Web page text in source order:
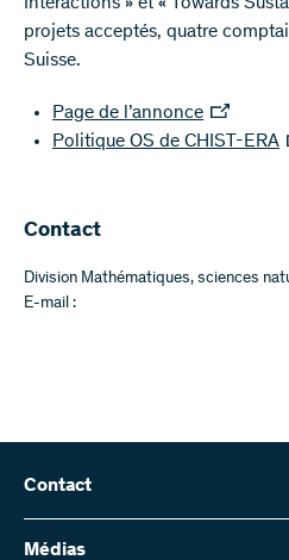
projets acceptés, quatre
Suisse.
Page de l’annonce
Politique OS de CHIST-ERA
Contact
Division Mathématiques, sciences
E-mail :
Contact
Fonds national suisse (FNS)
Wildhainweg 3
Médias